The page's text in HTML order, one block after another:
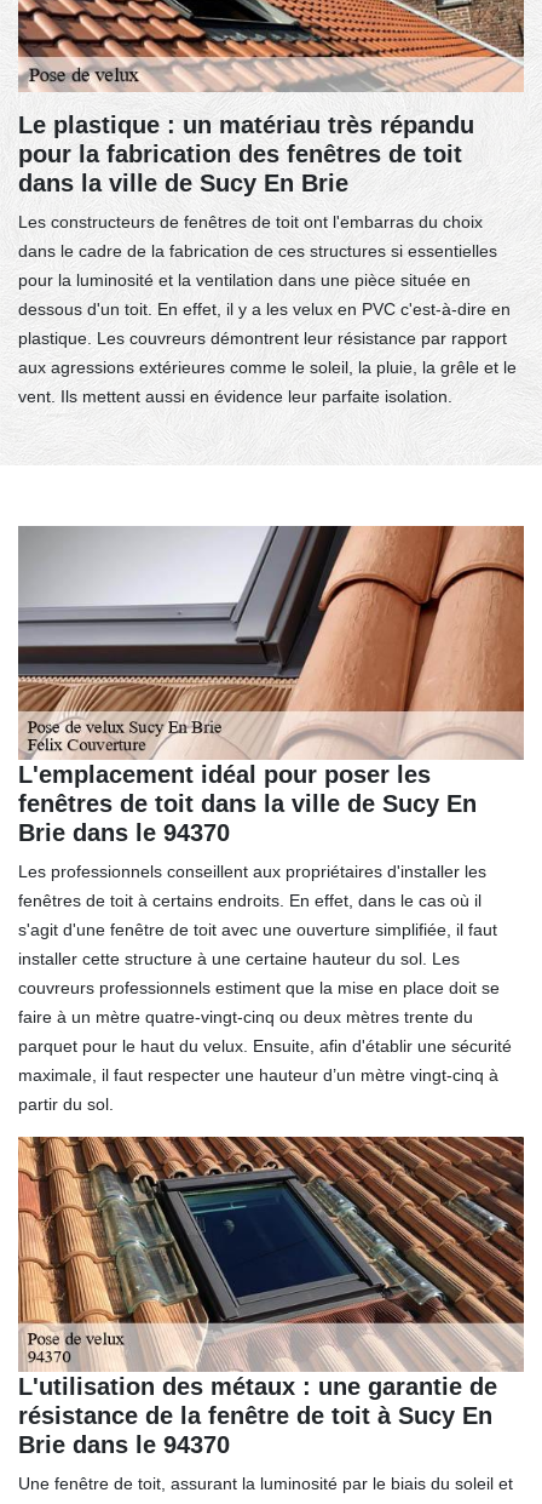
Le plastique : un matériau très répandu
pour la fabrication des fenêtres de toit
dans la ville de Sucy En Brie
Les constructeurs de fenêtres de toit ont l'embarras du choix
dans le cadre de la fabrication de ces structures si essentielles
pour la luminosité et la ventilation dans une pièce située en
dessous d'un toit. En effet, il y a les velux en PVC c'est-à-dire en
plastique. Les couvreurs démontrent leur résistance par rapport
aux agressions extérieures comme le soleil, la pluie, la grêle et le
vent. Ils mettent aussi en évidence leur parfaite isolation.
L'emplacement idéal pour poser les
fenêtres de toit dans la ville de Sucy En
Brie dans le 94370
Les professionnels conseillent aux propriétaires d'installer les
fenêtres de toit à certains endroits. En effet, dans le cas où il
s'agit d'une fenêtre de toit avec une ouverture simplifiée, il faut
installer cette structure à une certaine hauteur du sol. Les
couvreurs professionnels estiment que la mise en place doit se
faire à un mètre quatre-vingt-cinq ou deux mètres trente du
parquet pour le haut du velux. Ensuite, afin d'établir une sécurité
maximale, il faut respecter une hauteur d’un mètre vingt-cinq à
partir du sol.
L'utilisation des métaux : une garantie de
résistance de la fenêtre de toit à Sucy En
Brie dans le 94370
Une fenêtre de toit, assurant la luminosité par le biais du soleil et